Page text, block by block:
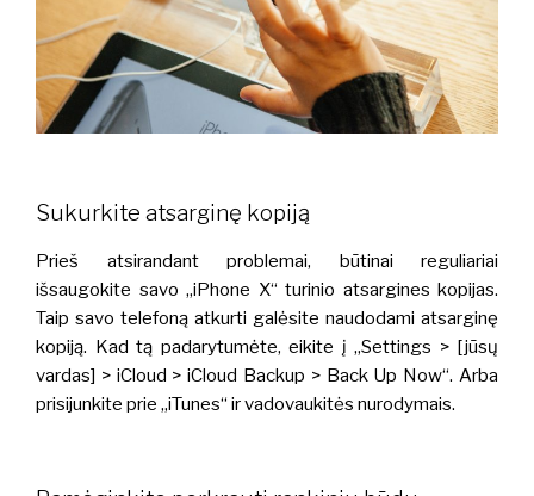
Sukurkite atsarginę kopiją
Prieš atsirandant problemai, būtinai reguliariai
išsaugokite savo „iPhone X“ turinio atsargines kopijas.
Taip savo telefoną atkurti galėsite naudodami atsarginę
kopiją. Kad tą padarytumėte, eikite į „Settings > [jūsų
vardas] > iCloud > iCloud Backup > Back Up Now“. Arba
prisijunkite prie „iTunes“ ir vadovaukitės nurodymais.